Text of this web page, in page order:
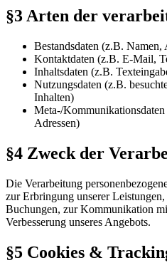
§3 Arten der
Bestandsdaten (z.B. Namen,
Kontaktdaten (z.B. E-Mail,
Inhaltsdaten (z.B.
Nutzungsdaten (z.B.
Inhalten)
Meta-/
Adressen)
§4 Zweck der
Die Verarbeitung
zur Erbringung unserer
Buchungen, zur Kommunikation
Verbesserung unseres Angebots.
§5 Cookies &